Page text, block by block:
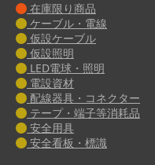
在庫限り商品
ケーブル・電線
仮設ケーブル
仮設照明
LED電球・照明
電設資材
配線器具・コネクター
テープ・端子等消耗品
安全用具
安全看板・標識